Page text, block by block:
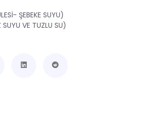
ŞEBEKE SUYU)
VE TUZLU SU)